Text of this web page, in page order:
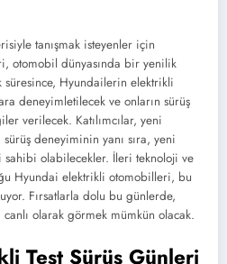
tanışmak isteyenler için
otomobil dünyasında bir yenilik
süresince, Hyundailerin elektrikli
deneyimletilecek ve onların sürüş
verilecek. Katılımcılar, yeni
deneyiminin yanı sıra, yeni
olabilecekler. İleri teknoloji ve
Hyundai elektrikli otomobilleri, bu
Fırsatlarla dolu bu günlerde,
olarak görmek mümkün olacak.
Test Sürüş Günleri